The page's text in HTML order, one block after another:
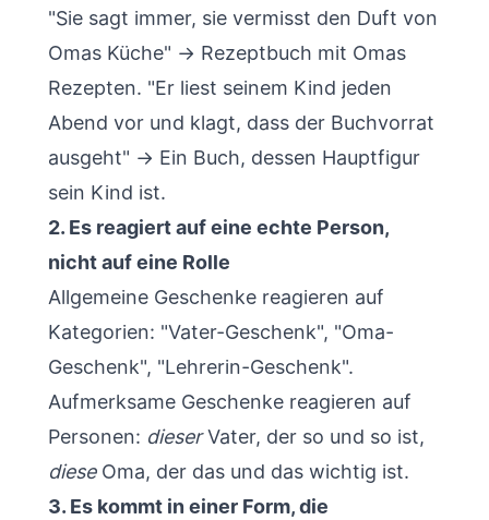
"Sie sagt immer, sie vermisst den Duft von
Omas Küche" → Rezeptbuch mit Omas
Rezepten. "Er liest seinem Kind jeden
Abend vor und klagt, dass der Buchvorrat
ausgeht" → Ein Buch, dessen Hauptfigur
sein Kind ist.
2. Es reagiert auf eine echte Person,
nicht auf eine Rolle
Allgemeine Geschenke reagieren auf
Kategorien: "Vater-Geschenk", "Oma-
Geschenk", "Lehrerin-Geschenk".
Aufmerksame Geschenke reagieren auf
Personen: dieserVater, der so und so ist,
dieseOma, der das und das wichtig ist.
3. Es kommt in einer Form, die